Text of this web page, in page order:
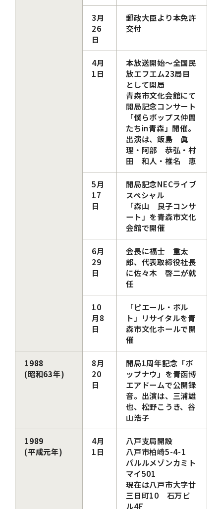
3月
26
日
郵政大臣より本免許
交付
4月
1日
本放送開始～全国民
放エフエム23局目
として開局
青森市文化会館にて
開局記念コンサート
「僕らポップス仲間
たちin青森」開催。
出演は、飯島 眞
理・阿部 恭弘・村
田 和人・椎名 恵
5月
17
日
開局記念NECライブ
スペシャル
「森山 良子コンサ
ート」を青森市文化
会館で開催
6月
29
日
会長に福士 重太
郎、代表取締役社長
に佐々木 啓二が就
任
10
月8
日
「ピエール・ポル
ト」リサイタルを青
森市文化ホールで開
催
1988
(昭和63年)
8月
20
日
開局1周年記念「ポ
ップナウ」を青函博
エアドームで公開録
音。出演は、三浦雄
也、松野こうき、谷
山浩子
1989
(平成元年)
4月
1日
八戸支局開設
八戸市柏崎5-4-1
パルルメゾンカミト
マイ501
現在は八戸市大字廿
三日町10 石万ビ
ル4F